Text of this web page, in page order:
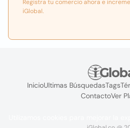
Registra tu comercio ahora e
iGlobal.
InicioUltimas BúsquedasTags
ContactoVer